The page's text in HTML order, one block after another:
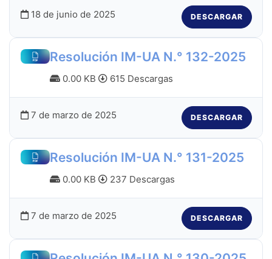
18 de junio de 2025 DESCARGAR
Resolución IM-UA N.° 132-2025
0.00 KB 615 Descargas
7 de marzo de 2025 DESCARGAR
Resolución IM-UA N.° 131-2025
0.00 KB 237 Descargas
7 de marzo de 2025 DESCARGAR